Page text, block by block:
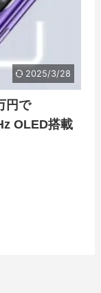
2025/3/28
円で
OLED搭載